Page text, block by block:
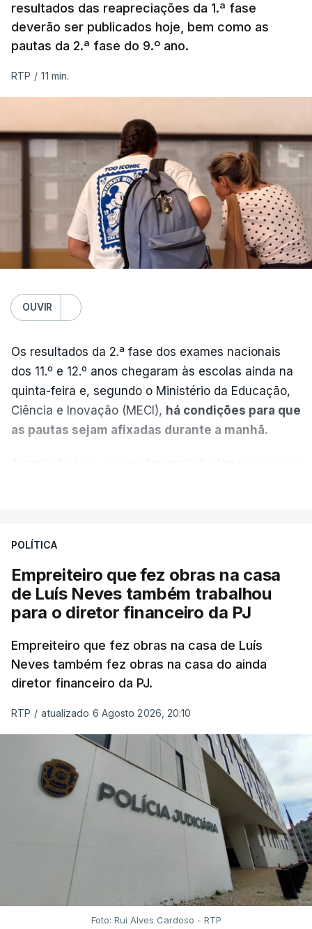
resultados das reapreciações da 1.ª fase
deverão ser publicados hoje, bem como as
pautas da 2.ª fase do 9.º ano.
RTP / 11 min.
OUVIR
Os resultados da 2.ª fase dos exames nacionais
dos 11.º e 12.º anos chegaram às escolas ainda na
quinta-feira e, segundo o Ministério da Educação,
Ciência e Inovação (MECI), há condições para que
as pautas sejam afixadas durante a manhã.
dependia da apresentação de um requerimento,
mas o Governo decidiu, a partir deste ano,
disponibilizar a cópia dos exames classificados a
e rigor do processo" devido às falhas na
classificação eletrónica.
Serão também publicadas as notas da 2.ª fase
Quanto aos pedidos de reapreciação de provas
realizadas durante a 1.ª fase, os resultados só
serão disponibilizados às escolas hoje, mas o MECI
assegurou que as pautas serão afixadas durante a
A tutela justificou a demora no processo de
reapreciações com o "elevado número de
pedidos", que este ano ultrapassou os 20 mil,
POLÍTICA
Empreiteiro que fez obras na casa
de Luís Neves também trabalhou
para o diretor financeiro da PJ
Empreiteiro que fez obras na casa de Luís
Neves também fez obras na casa do ainda
diretor financeiro da PJ.
RTP / atualizado 6 Agosto 2026, 20:10
Foto: Rui Alves Cardoso - RTP